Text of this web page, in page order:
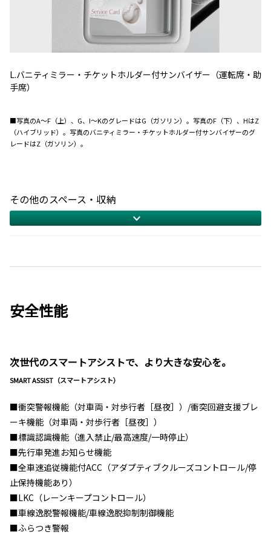
L.バニティミラー・チケットホルダー付サンバイザー（運転席・助
手席）
■写真のA〜F（上）、G、I〜KのグレードはG（ガソリン）。写真のF（下）、HはZ
（ハイブリッド）。写真のバニティミラー・チケットホルダー付サンバイザーのグ
レードはZ（ガソリン）。
その他のスペース・収納
安全性能
次世代のスマートアシストで、より大きな安心を。
SMART ASSIST（スマートアシスト）
■衝突警報機能（対車両・対歩行者［昼夜］）/衝突回避支援ブレ
ーキ機能（対車両・対歩行者［昼夜］）
■標識認識機能（進入禁止/最高速度/一時停止）
■先行車発進お知らせ機能
■全車速追従機能付ACC（アダプティブクルーズコントロール/停
止保持機能あり）
■LKC（レーンキープコントロール）
■車線逸脱警報機能/車線逸脱抑制制御機能
■ふらつき警報